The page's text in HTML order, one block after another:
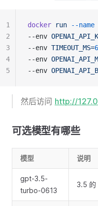
docker run --name
--env
--env TIMEOUT_MS=
--env
--env
1
2
3
4
5
然后访问 http://
可选模型有哪些
模型 说明
gpt-3.5-
turbo-0613
3.5 的